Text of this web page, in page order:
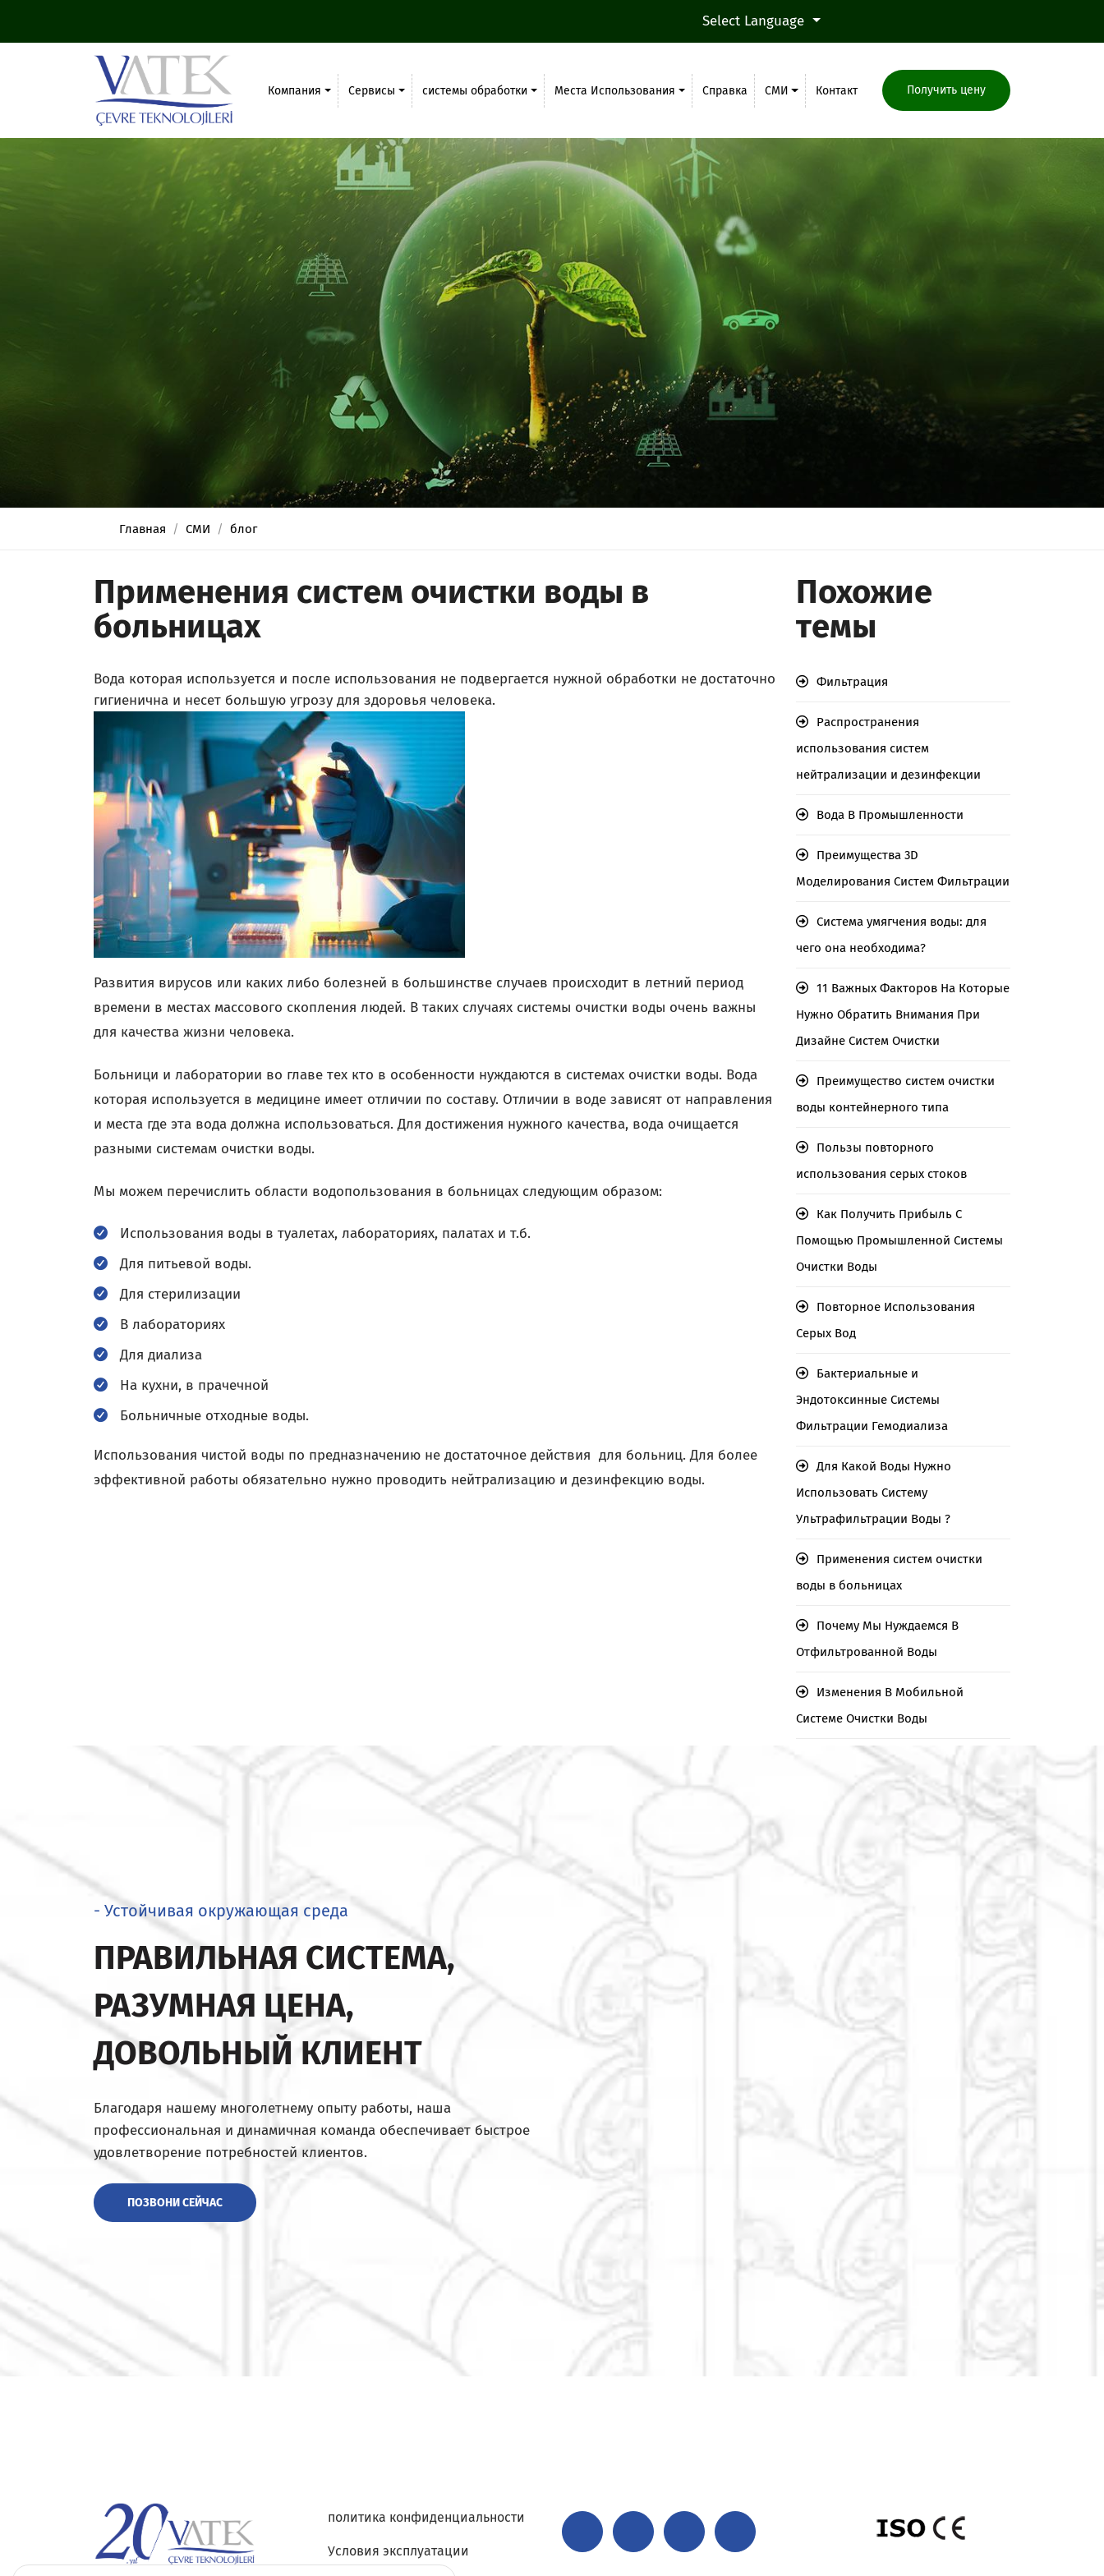
Select Language
Компания Сервисы системы обработки Места Использования Справка СМИ Контакт Получить цену
Главная СМИ блог
Применения систем очистки воды в
больницах
Вода которая используется и после использования не подвергается нужной обработки не достаточно
гигиенична и несет большую угрозу для здоровья человека.
Развития вирусов или каких либо болезней в большинстве случаев происходит в летний период
времени в местах массового скопления людей. В таких случаях системы очистки воды очень важны
для качества жизни человека.
Больници и лаборатории во главе тех кто в особенности нуждаются в системах очистки воды. Вода
которая используется в медицине имеет отличии по составу. Отличии в воде зависят от направления
и места где эта вода должна использоваться. Для достижения нужного качества, вода очищается
разными системам очистки воды.
Мы можем перечислить области водопользования в больницах следующим образом:
Использования воды в туалетах, лабораториях, палатах и т.б.
Для питьевой воды.
Для стерилизации
В лабораториях
Для диализа
На кухни, в прачечной
Больничные отходные воды.
Использования чистой воды по предназначению не достаточное действия для больниц. Для более
эффективной работы обязательно нужно проводить нейтрализацию и дезинфекцию воды.
Похожие
темы
Фильтрация
Распространения
использования систем
нейтрализации и дезинфекции
Вода В Промышленности
Преимущества 3D
Моделирования Систем Фильтрации
Система умягчения воды: для
чего она необходима?
11 Важных Факторов На Которые
Нужно Обратить Внимания При
Дизайне Систем Очистки
Преимущество систем очистки
воды контейнерного типа
Пользы повторного
использования серых стоков
Как Получить Прибыль С
Помощью Промышленной Системы
Очистки Воды
Повторное Использования
Серых Вод
Бактериальные и
Эндотоксинные Системы
Фильтрации Гемодиализа
Для Какой Воды Нужно
Использовать Систему
Ультрафильтрации Воды ?
Применения систем очистки
воды в больницах
Почему Мы Нуждаемся В
Отфильтрованной Воды
Изменения В Мобильной
Системе Очистки Воды
- Устойчивая окружающая среда
ПРАВИЛЬНАЯ СИСТЕМА,
РАЗУМНАЯ ЦЕНА,
ДОВОЛЬНЫЙ КЛИЕНТ
Благодаря нашему многолетнему опыту работы, наша
профессиональная и динамичная команда обеспечивает быстрое
удовлетворение потребностей клиентов.
ПОЗВОНИ СЕЙЧАС
политика конфиденциальности
Условия эксплуатации